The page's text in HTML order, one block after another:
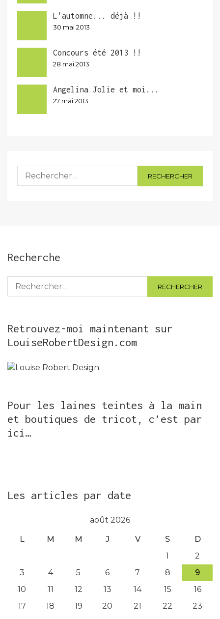
L'automne... déjà !!
30 mai 2013
Concours été 2013 !!
28 mai 2013
Angelina Jolie et moi...
27 mai 2013
Rechercher :
Recherche
Rechercher :
Retrouvez-moi maintenant sur
LouiseRobertDesign.com
Pour les laines teintes à la main
et boutiques de tricot, c’est par
ici…
Les articles par date
août 2026
L M M J V S
D
1
2
3
4 5 6 7 8
9
10
11 12 13 14 15
16
17
18 19 20 21 22
23